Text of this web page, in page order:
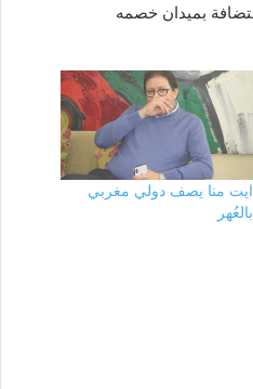
ايت منا يصف دولي مغربي
بالعُهر